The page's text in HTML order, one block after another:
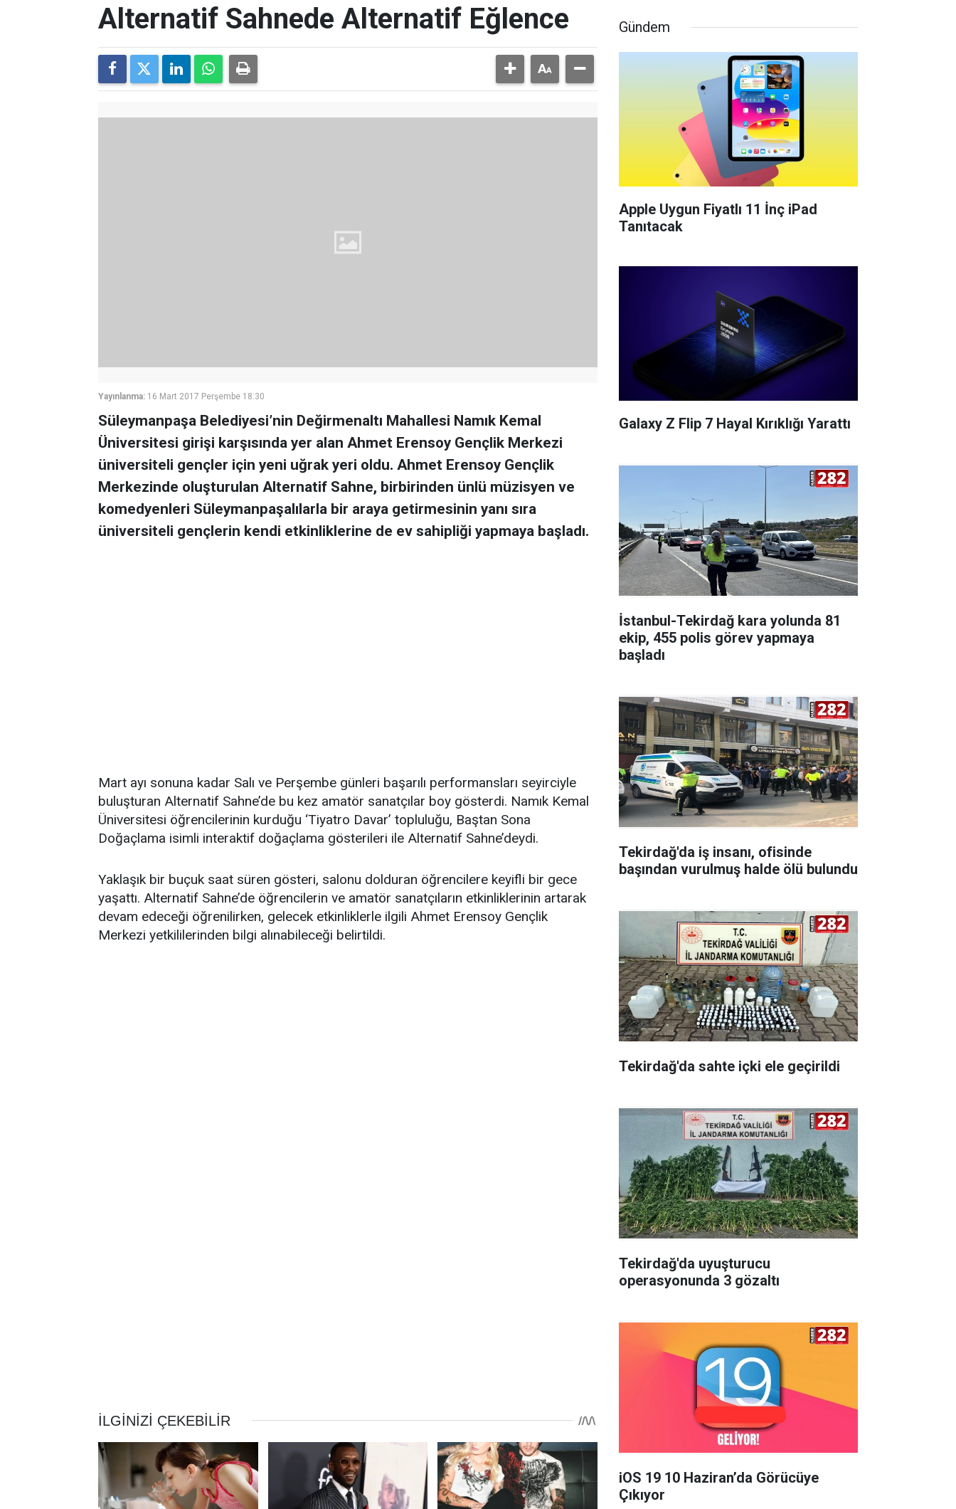
Alternatif Sahnede Alternatif Eğlence
Yayınlanma: 16 Mart 2017 Perşembe 18:30
Süleymanpaşa Belediyesi’nin Değirmenaltı Mahallesi Namık Kemal
Üniversitesi girişi karşısında yer alan Ahmet Erensoy Gençlik Merkezi
üniversiteli gençler için yeni uğrak yeri oldu. Ahmet Erensoy Gençlik
Merkezinde oluşturulan Alternatif Sahne, birbirinden ünlü müzisyen ve
komedyenleri Süleymanpaşalılarla bir araya getirmesinin yanı sıra
üniversiteli gençlerin kendi etkinliklerine de ev sahipliği yapmaya başladı.
Mart ayı sonuna kadar Salı ve Perşembe günleri başarılı performansları seyirciyle
buluşturan Alternatif Sahne’de bu kez amatör sanatçılar boy gösterdi. Namık Kemal
Üniversitesi öğrencilerinin kurduğu ‘Tiyatro Davar’ topluluğu, Baştan Sona
Doğaçlama isimli interaktif doğaçlama gösterileri ile Alternatif Sahne’deydi.
Yaklaşık bir buçuk saat süren gösteri, salonu dolduran öğrencilere keyifli bir gece
yaşattı. Alternatif Sahne’de öğrencilerin ve amatör sanatçıların etkinliklerinin artarak
devam edeceği öğrenilirken, gelecek etkinliklerle ilgili Ahmet Erensoy Gençlik
Merkezi yetkililerinden bilgi alınabileceği belirtildi.
Gündem
Apple Uygun Fiyatlı 11 İnç iPad
Tanıtacak
Galaxy Z Flip 7 Hayal Kırıklığı Yarattı
İstanbul-Tekirdağ kara yolunda 81
ekip, 455 polis görev yapmaya
başladı
Tekirdağ'da iş insanı, ofisinde
başından vurulmuş halde ölü bulundu
Tekirdağ'da sahte içki ele geçirildi
Tekirdağ'da uyuşturucu
operasyonunda 3 gözaltı
iOS 19 10 Haziran’da Görücüye
Çıkıyor